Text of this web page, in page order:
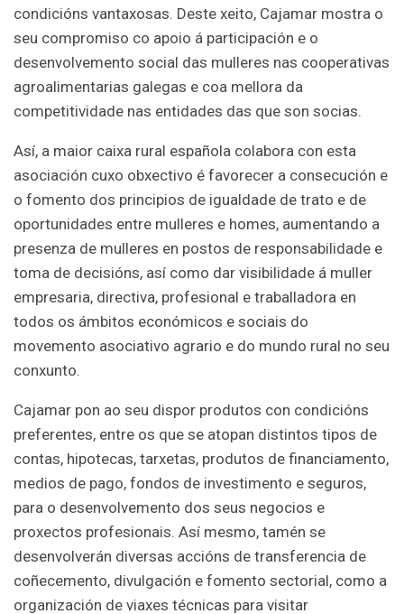
condicións vantaxosas. Deste xeito, Cajamar mostra o
seu compromiso co apoio á participación e o
desenvolvemento social das mulleres nas cooperativas
agroalimentarias galegas e coa mellora da
competitividade nas entidades das que son socias.
Así, a maior caixa rural española colabora con esta
asociación cuxo obxectivo é favorecer a consecución e
o fomento dos principios de igualdade de trato e de
oportunidades entre mulleres e homes, aumentando a
presenza de mulleres en postos de responsabilidade e
toma de decisións, así como dar visibilidade á muller
empresaria, directiva, profesional e traballadora en
todos os ámbitos económicos e sociais do
movemento asociativo agrario e do mundo rural no seu
conxunto.
Cajamar pon ao seu dispor produtos con condicións
preferentes, entre os que se atopan distintos tipos de
contas, hipotecas, tarxetas, produtos de financiamento,
medios de pago, fondos de investimento e seguros,
para o desenvolvemento dos seus negocios e
proxectos profesionais. Así mesmo, tamén se
desenvolverán diversas accións de transferencia de
coñecemento, divulgación e fomento sectorial, como a
organización de viaxes técnicas para visitar